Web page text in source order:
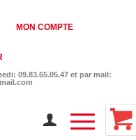
MON COMPTE
09.83.65.05.47 et par mail: